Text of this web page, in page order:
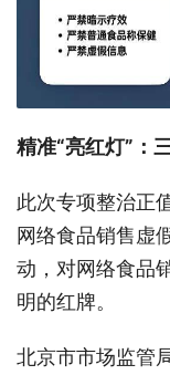
精准“亮红灯”：
此次专项整治正
网络食品销售虚
动，对网络食品
明的红牌。
北京市市场监管